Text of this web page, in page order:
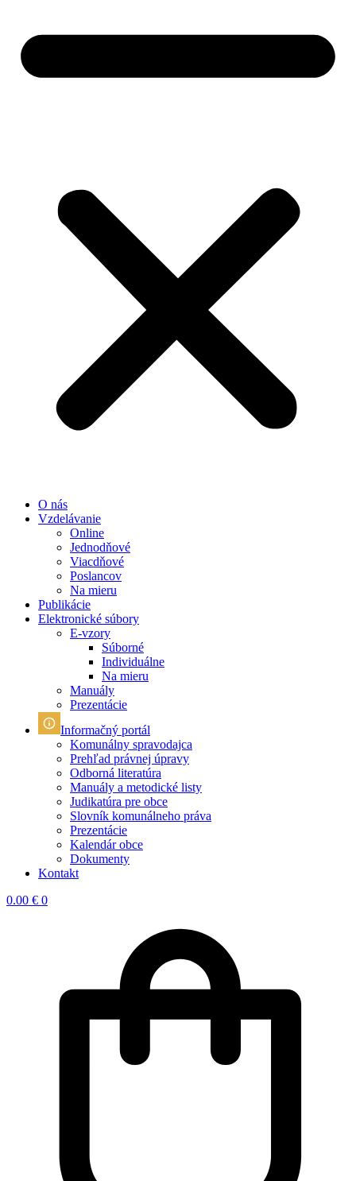
O nás
Vzdelávanie
Online
Jednodňové
Viacdňové
Poslancov
Na mieru
Publikácie
Elektronické súbory
E-vzory
Súborné
Individuálne
Na mieru
Manuály
Prezentácie
Informačný portál
Komunálny spravodajca
Prehľad právnej úpravy
Odborná literatúra
Manuály a metodické listy
Judikatúra pre obce
Slovník komunálneho práva
Prezentácie
Kalendár obce
Dokumenty
Kontakt
0.00 € 0